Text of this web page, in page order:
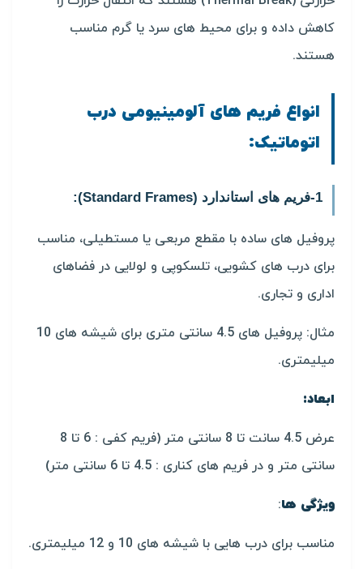
کاهش داده و برای محیط های سرد یا گرم مناسب
هستند.
انواع فریم های آلومینیومی درب
اتوماتیک:
1-فریم های استاندارد (Standard Frames):
پروفیل های ساده با مقطع مربعی یا مستطیلی، مناسب
برای درب های کشویی، تلسکوپی و لولایی در فضاهای
اداری و تجاری.
مثال: پروفیل های 4.5 سانتی متری برای شیشه های 10
میلیمتری.
ابعاد:
عرض 4.5 سانت تا 8 سانتی متر (فریم کفی : 6 تا 8
سانتی متر و در فریم های کناری : 4.5 تا 6 سانتی متر)
ویژگی ها:
مناسب برای درب هایی با شیشه های 10 و 12 میلیمتری.